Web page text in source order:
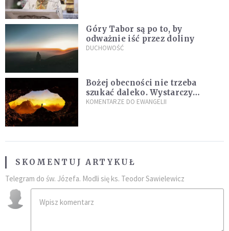
Góry Tabor są po to, by
odważnie iść przez doliny
DUCHOWOŚĆ
Bożej obecności nie trzeba
szukać daleko. Wystarczy
nauczyć się słuchać
KOMENTARZE DO EWANGELII
SKOMENTUJ ARTYKUŁ
Telegram do św. Józefa. Modli się ks. Teodor Sawielewicz